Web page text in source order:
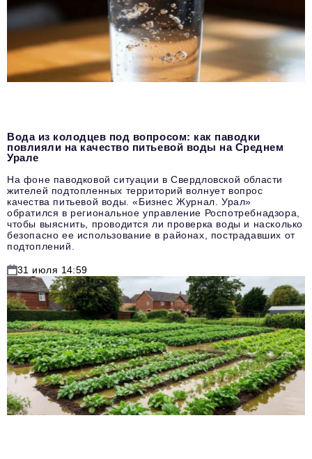
Вода из колодцев под вопросом: как паводки
повлияли на качество питьевой воды на Среднем
Урале
На фоне паводковой ситуации в Свердловской области
жителей подтопленных территорий волнует вопрос
качества питьевой воды. «Бизнес Журнал. Урал»
обратился в региональное управление Роспотребнадзора,
чтобы выяснить, проводится ли проверка воды и насколько
безопасно ее использование в районах, пострадавших от
подтоплений.
31 июля 14:59